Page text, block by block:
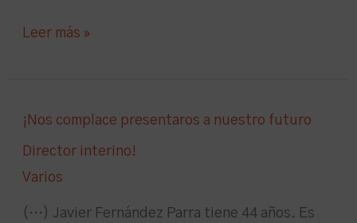
Leer más »
¡Nos complace presentaros a nuestro futuro
Director interino!
Varios
(…) Javier Fernández Parra tiene 44 años. Es
presentaros
a
nuestro